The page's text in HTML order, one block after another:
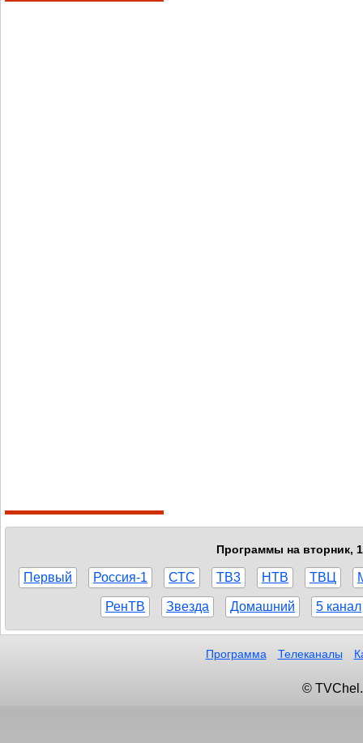
Программы на вторник,
Первый Россия-1 СТС ТВ3 НТВ ТВЦ
РенТВ Звезда Домашний 5 канал
Программа Телеканалы
©